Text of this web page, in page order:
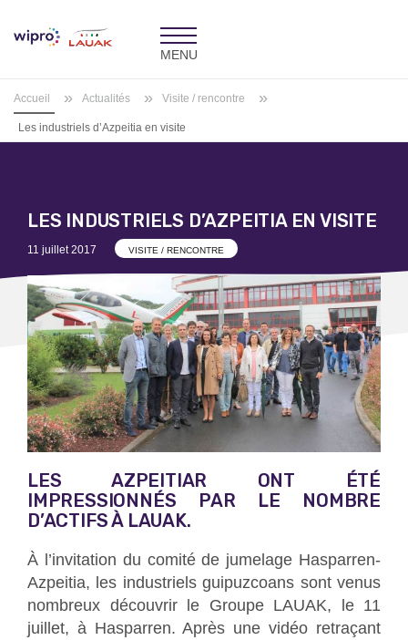
Toggle
navigation
Accueil » Actualités » Visite / rencontre »
Les industriels d’Azpeitia en visite
LES INDUSTRIELS D’AZPEITIA EN VISITE
Posted
11 juillet 2017 VISITE / RENCONTRE
LES AZPEITIAR ONT ÉTÉ
IMPRESSIONNÉS PAR LE NOMBRE
D’ACTIFS À LAUAK.
À l’invitation du comité de jumelage Hasparren-
Azpeitia, les industriels guipuzcoans sont venus
nombreux découvrir le Groupe LAUAK, le 11
juillet, à Hasparren. Après une vidéo retraçant